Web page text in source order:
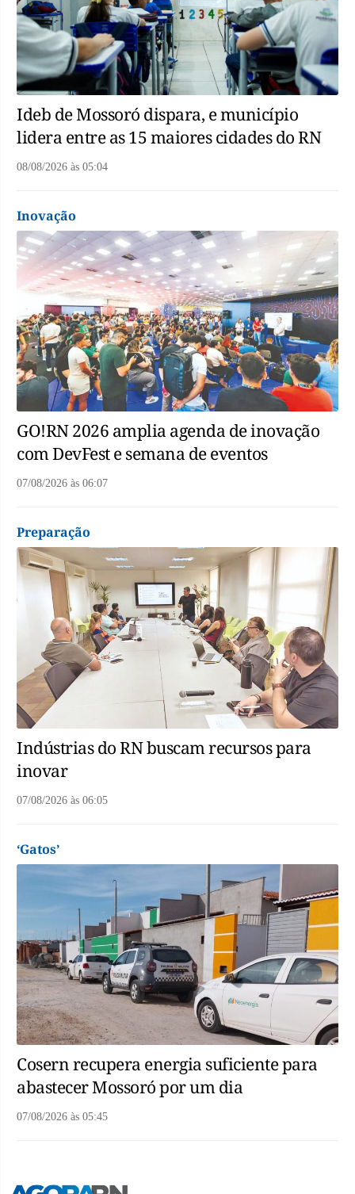
Ideb de Mossoró dispara, e município
lidera entre as 15 maiores cidades do RN
08/08/2026 às 05:04
Inovação
GO!RN 2026 amplia agenda de inovação
com DevFest e semana de eventos
07/08/2026 às 06:07
Preparação
Indústrias do RN buscam recursos para
inovar
07/08/2026 às 06:05
‘Gatos’
Cosern recupera energia suficiente para
abastecer Mossoró por um dia
07/08/2026 às 05:45